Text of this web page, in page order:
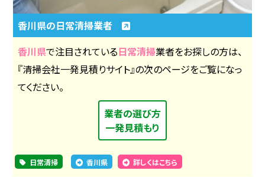
香川県の日常清掃業者
香川県で注目されている日常清掃業者をお探しの方は、
『清掃会社一発見積りサイト』の次のページをご覧になっ
てください。
業者の選び方
一発見積もり
日常清掃 香川県 詳しくはこちら